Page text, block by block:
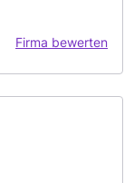
Firma bewerten